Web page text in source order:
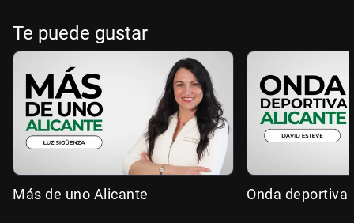
Te puede gustar
Más de uno Alicante Onda deportiva